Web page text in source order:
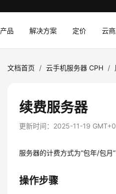
产品 解决方案 定价 云
文档首页 / 云手机服务器 CPH /
续费服务器
更新时间： 2025-11-19
服务器的计费方式为“包年/包月
操作步骤